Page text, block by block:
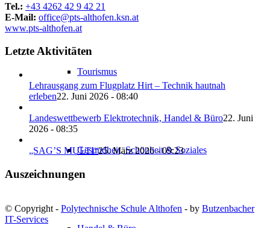
Tourismus
Gesundheit, Schönheit & Soziales
Tel.: +43 4262 42 9 42 21
E-Mail: office@pts-althofen.ksn.at
www.pts-althofen.at
Letzte Aktivitäten
Lehrausgang zum Flugplatz Hirt – Technik hautnah
erleben22. Juni 2026 - 08:40
Landeswettbewerb Elektrotechnik, Handel & Büro22. Juni
2026 - 08:35
„SAG’S MULTI“25. März 2026 - 09:23
Auszeichnungen
© Copyright - Polytechnische Schule Althofen - by Butzenbacher
IT-Services